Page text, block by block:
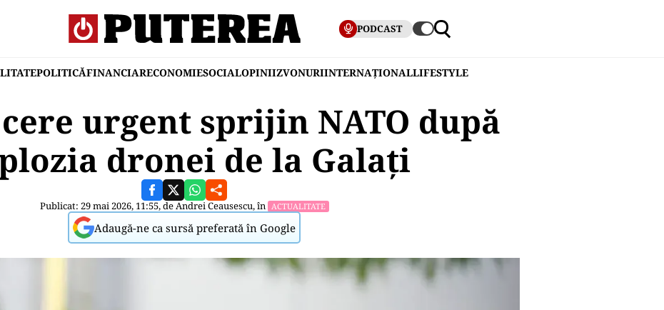
PODCAST
POLITICĂFINANCIARECONOMIESOCIALOPINIIZVONURIINTERNAȚIONALLIFESTYLE
urgent sprijin NATO după
dronei de la Galați
Publicat: 29 mai 2026, 11:55, deAndrei Ceausescu, în ACTUALITATE
Adaugă-ne ca sursă preferată în Google